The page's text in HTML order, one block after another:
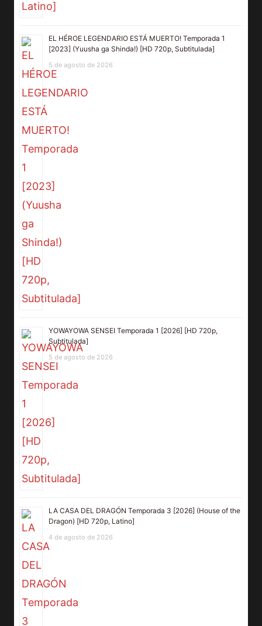
EL HÉROE LEGENDARIO ESTÁ MUERTO! Temporada 1
[2023] (Yuusha ga Shinda!) [HD 720p, Subtitulada]
5 de agosto de 2026
YOWAYOWA SENSEI Temporada 1 [2026] [HD 720p,
Subtitulada]
5 de agosto de 2026
LA CASA DEL DRAGÓN Temporada 3 [2026] (House of the
Dragon) [HD 720p, Latino]
4 de agosto de 2026